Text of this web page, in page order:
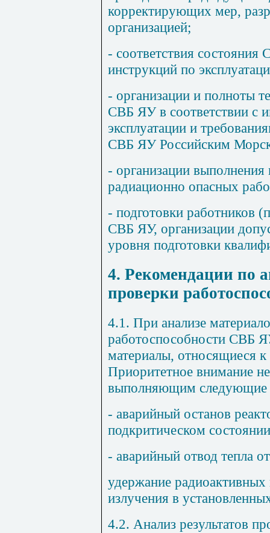
корректирующих мер,
организацией;
- соответствия
инструкций по
- организации и полноты
СВБ ЯУ в соответствии с
эксплуатации и
СВБ ЯУ Российским
- организации
радиационно опасных
- подготовки работников
СВБ ЯУ, организации
уровня подготовки
4. Рекомендации по
проверки
4.1. При анализе
работоспособности СВБ
материалы, относящиеся
Приоритетное внимание
выполняющим следующие
- аварийный останов
подкритическом
- аварийный отвод тепла
удержание
излучения в
4.2. Анализ результатов